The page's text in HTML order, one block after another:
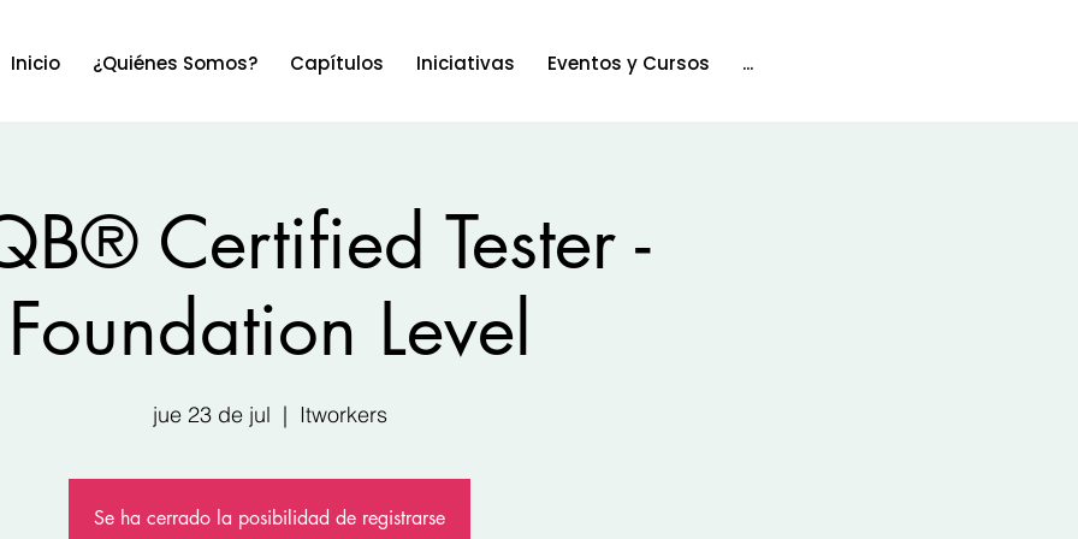
Inicio ¿Quiénes Somos? Capítulos Iniciativas Eventos y Cursos ...
Certified Tester -
Foundation Level
jue 23 de jul
  |
Itworkers
Se ha cerrado la posibilidad de registrarse